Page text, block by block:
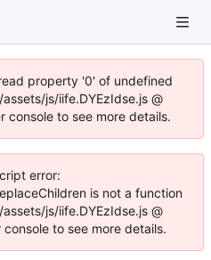
property '0' of undefined
js/iife.DYEzIdse.js @
console to see more details.
error:
is not a function
js/iife.DYEzIdse.js @
to see more details.